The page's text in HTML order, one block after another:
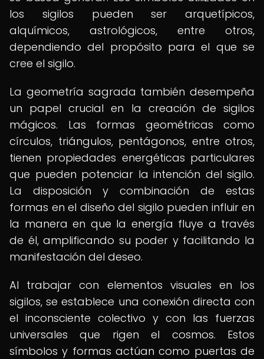
los sigilos pueden ser arquetípicos,
alquímicos, astrológicos, entre otros,
dependiendo del propósito para el que se
cree el sigilo.
La geometría sagrada también desempeña
un papel crucial en la creación de sigilos
mágicos. Las formas geométricas como
círculos, triángulos, pentágonos, entre otros,
tienen propiedades energéticas particulares
que pueden potenciar la intención del sigilo.
La disposición y combinación de estas
formas en el diseño del sigilo pueden influir en
la manera en que la energía fluye a través
de él, amplificando su poder y facilitando la
manifestación del deseo.
Al trabajar con elementos visuales en los
sigilos, se establece una conexión directa con
el inconsciente colectivo y con las fuerzas
universales que rigen el cosmos. Estos
símbolos y formas actúan como puertas de